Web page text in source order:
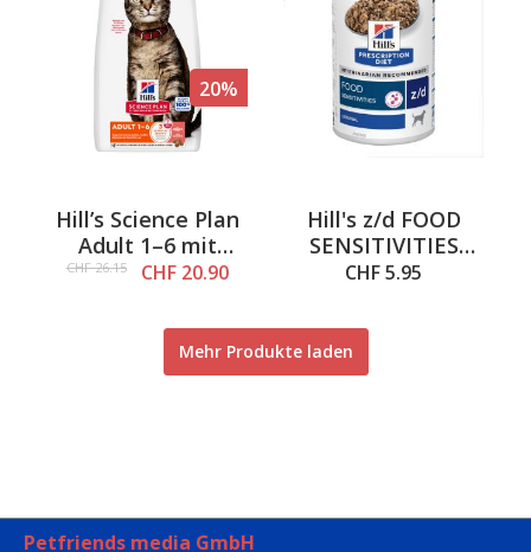
20%
Hill’s Science Plan
Adult 1–6 mit
Lachs, 1.5kg
CHF 26.15 CHF 20.90
Hill's z/d FOOD
SENSITIVITIES
Orig., 370g
CHF 5.95
Mehr Produkte laden
Petfriends media GmbH